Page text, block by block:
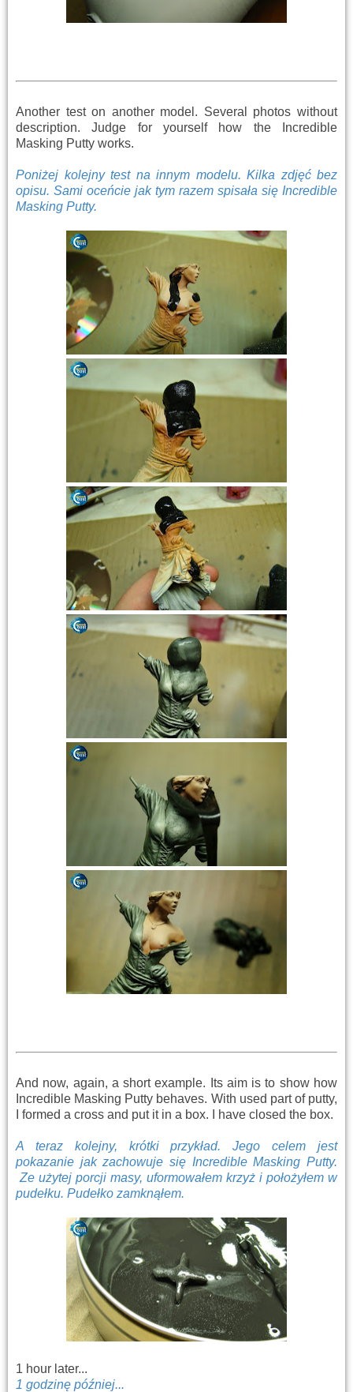
Another test on another model. Several photos without
description. Judge for yourself how the Incredible
Masking Putty works.
Poniżej kolejny test na innym modelu. Kilka zdjęć bez
opisu. Sami oceńcie jak tym razem spisała się Incredible
Masking Putty.
And now, again, a short example. Its aim is to show how
Incredible Masking Putty behaves. With used part of putty,
I formed a cross and put it in a box. I have closed the box.
A teraz kolejny, krótki przykład. Jego celem jest
pokazanie jak zachowuje się Incredible Masking Putty.
Ze użytej porcji masy, uformowałem krzyż i położyłem w
pudełku. Pudełko zamknąłem.
1 hour later...
1 godzinę później...